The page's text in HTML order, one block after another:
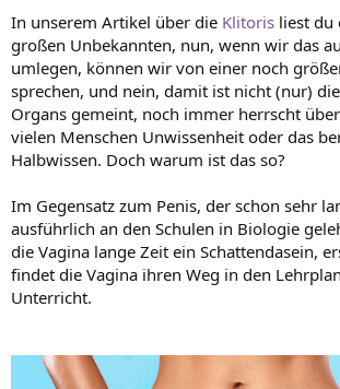
In unserem Artikel über die Klitoris liest du
großen Unbekannten, nun, wenn wir das
umlegen, können wir von einer noch
sprechen, und nein, damit ist nicht (nur)
Organs gemeint, noch immer herrscht
vielen Menschen Unwissenheit oder das
Halbwissen. Doch warum ist das so?
Im Gegensatz zum Penis, der schon sehr
ausführlich an den Schulen in Biologie
die Vagina lange Zeit ein Schattendasein,
findet die Vagina ihren Weg in den
Unterricht.